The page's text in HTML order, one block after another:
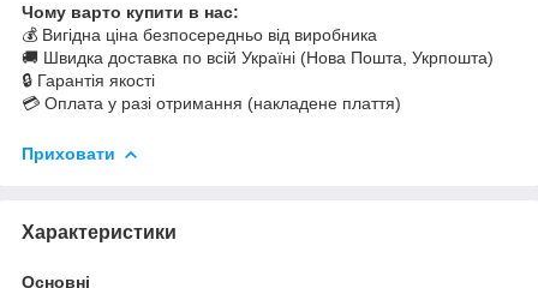
Чому варто купити в нас:
💰 Вигідна ціна безпосередньо від виробника
🚚 Швидка доставка по всій Україні (Нова Пошта, Укрпошта)
🔒 Гарантія якості
💳 Оплата у разі отримання (накладене плаття)
Приховати
Характеристики
Основні